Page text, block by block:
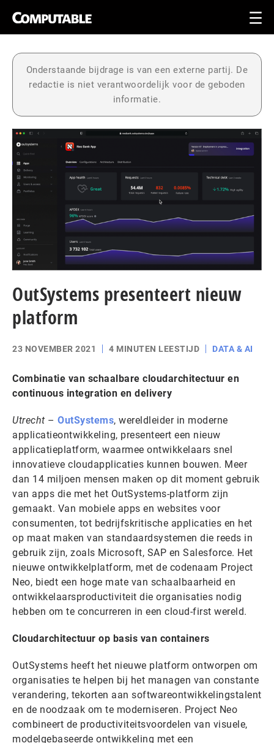
Onderstaande bijdrage is van een externe partij. De
redactie is niet verantwoordelijk voor de geboden
informatie.
OutSystems presenteert nieuw
platform
23 NOVEMBER 2021 4 MINUTEN LEESTIJD DATA & AI
Combinatie van schaalbare cloudarchitectuur en
continuous integration en delivery
Utrecht – OutSystems, wereldleider in moderne
applicatieontwikkeling, presenteert een nieuw
applicatieplatform, waarmee ontwikkelaars snel
innovatieve cloudapplicaties kunnen bouwen. Meer
dan 14 miljoen mensen maken op dit moment gebruik
van apps die met het OutSystems-platform zijn
gemaakt. Van mobiele apps en websites voor
consumenten, tot bedrijfskritische applicaties en het
op maat maken van standaardsystemen die reeds in
gebruik zijn, zoals Microsoft, SAP en Salesforce. Het
nieuwe ontwikkelplatform, met de codenaam Project
Neo, biedt een hoge mate van schaalbaarheid en
ontwikkelaarsproductiviteit die organisaties nodig
hebben om te concurreren in een cloud-first wereld.
Cloudarchitectuur op basis van containers
OutSystems heeft het nieuwe platform ontworpen om
organisaties te helpen bij het managen van constante
verandering, tekorten aan softwareontwikkelingstalent
en de noodzaak om te moderniseren. Project Neo
combineert de productiviteitsvoordelen van visuele,
modelgebaseerde ontwikkeling met een